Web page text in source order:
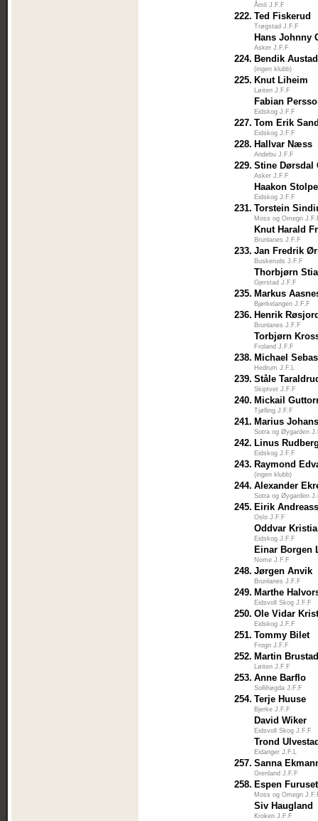
Åmli J.F.F
222. Ted Fiskerud
Trøgstad J.F.F
Hans Johnny
Asker J.F.F
224. Bendik Austad
(ingen klubb)
225. Knut Liheim
Løiten J.F.F
Fabian
Eidskog J.F.F
227. Tom Erik
Eidskog J.F.F
228. Hallvar Næss
Andebu J.F.F
229. Stine Dørsdal
Asker J.F.F
Haakon Stolpe
Eidskog J.F.F
231. Torstein
Moss og Omegn
Knut Harald
Brunlanes J.F.F
233. Jan Fredrik
Buskeruds J.F.F
Thorbjørn
Gjerstad J.F.F
235. Markus
Bjørkelangen J.F.F
236. Henrik
Brunlanes J.F.F
Torbjørn
Froland J.F.F
238. Michael
Hedrum J.F.L
239. Ståle
Skiptvet J.F.F
240. Mickail
Tjølling J.F.F
241. Marius
Sotra og Øygarden
242. Linus
Eidskog J.F.F
243. Raymond
(ingen klubb)
244. Alexander
Sotra og Øygarden
245. Eirik
Oslo J.F.F
Oddvar
Eidskog J.F.F
Einar Borgen
Nome J.F.F
248. Jørgen Anvik
Brunlanes J.F.F
249. Marthe
Eidsvoll Skog J.F.F
250. Ole Vidar
Eidskog J.F.F
251. Tommy Bilet
Frogn J.F.F
252. Martin
Løiten J.F.F
253. Anne Barflo
Sollihøgda J.F.F
254. Terje Huuse
Bjerke J.F.F
David Wiker
Eidsvoll Skog J.F.F
Trond
Eidanger J.F.L
257. Sanna
Grenland J.F.F
258. Espen
Moss og Omegn
Siv Haugland
Kroken J.F.F